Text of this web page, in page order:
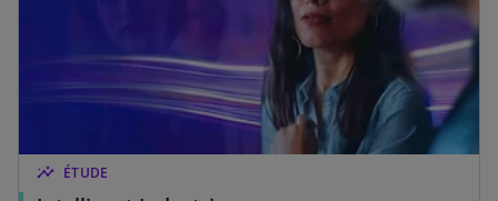
n
n
o
n
insights ÉTUDE